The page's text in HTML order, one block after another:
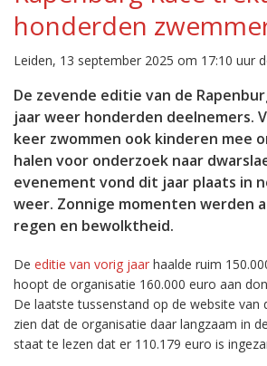
honderden
Leiden, 13 september 2025 om 17:10 uur
De zevende editie van de
jaar weer honderden deelnemers.
keer zwommen ook kinderen mee
halen voor onderzoek naar
evenement vond dit jaar plaats in
weer. Zonnige momenten werden
regen en bewolktheid.
De editie van vorig jaar haalde ruim
hoopt de organisatie 160.000 euro aan
De laatste tussenstand op de website van
zien dat de organisatie daar langzaam in
staat te lezen dat er 110.179 euro is